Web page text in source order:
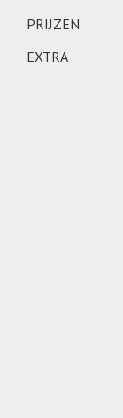
PRIJZEN
EXTRA